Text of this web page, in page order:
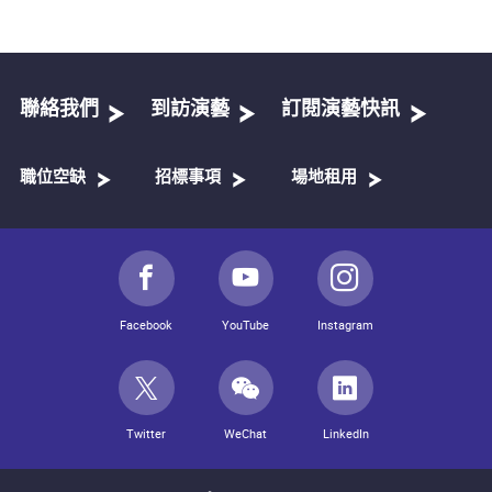
聯絡我們 到訪演藝 訂閱演藝快訊
職位空缺 招標事項 場地租用
Facebook YouTube Instagram
Twitter WeChat LinkedIn